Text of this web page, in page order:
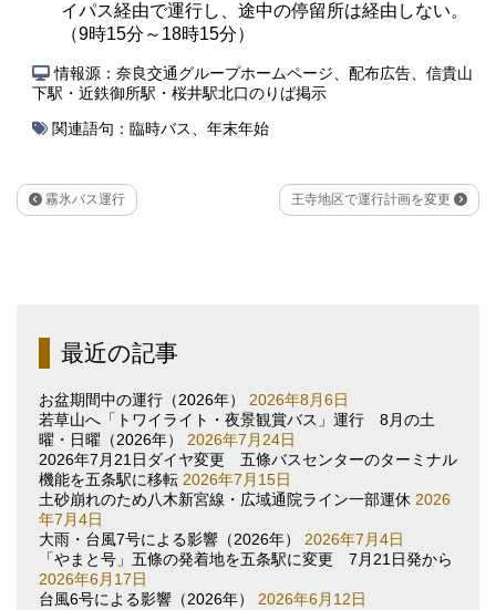
イパス経由で運行し、途中の停留所は経由しない。
（9時15分～18時15分）
情報源：奈良交通グループホームページ、配布広告、信貴山
下駅・近鉄御所駅・桜井駅北口のりば掲示
関連語句： 臨時バス、 年末年始
霧氷バス運行 王寺地区で運行計画を変更
最近の記事
お盆期間中の運行（2026年）
2026年8月6日
若草山へ「トワイライト・夜景観賞バス」運行 8月の土
曜・日曜（2026年）
2026年7月24日
2026年7月21日ダイヤ変更 五條バスセンターのターミナル
機能を五条駅に移転 2026年7月15日
土砂崩れのため八木新宮線・広域通院ライン一部運休 2026
年7月4日
大雨・台風7号による影響（2026年）
2026年7月4日
「やまと号」五條の発着地を五条駅に変更 7月21日発から
2026年6月17日
台風6号による影響（2026年）
2026年6月12日